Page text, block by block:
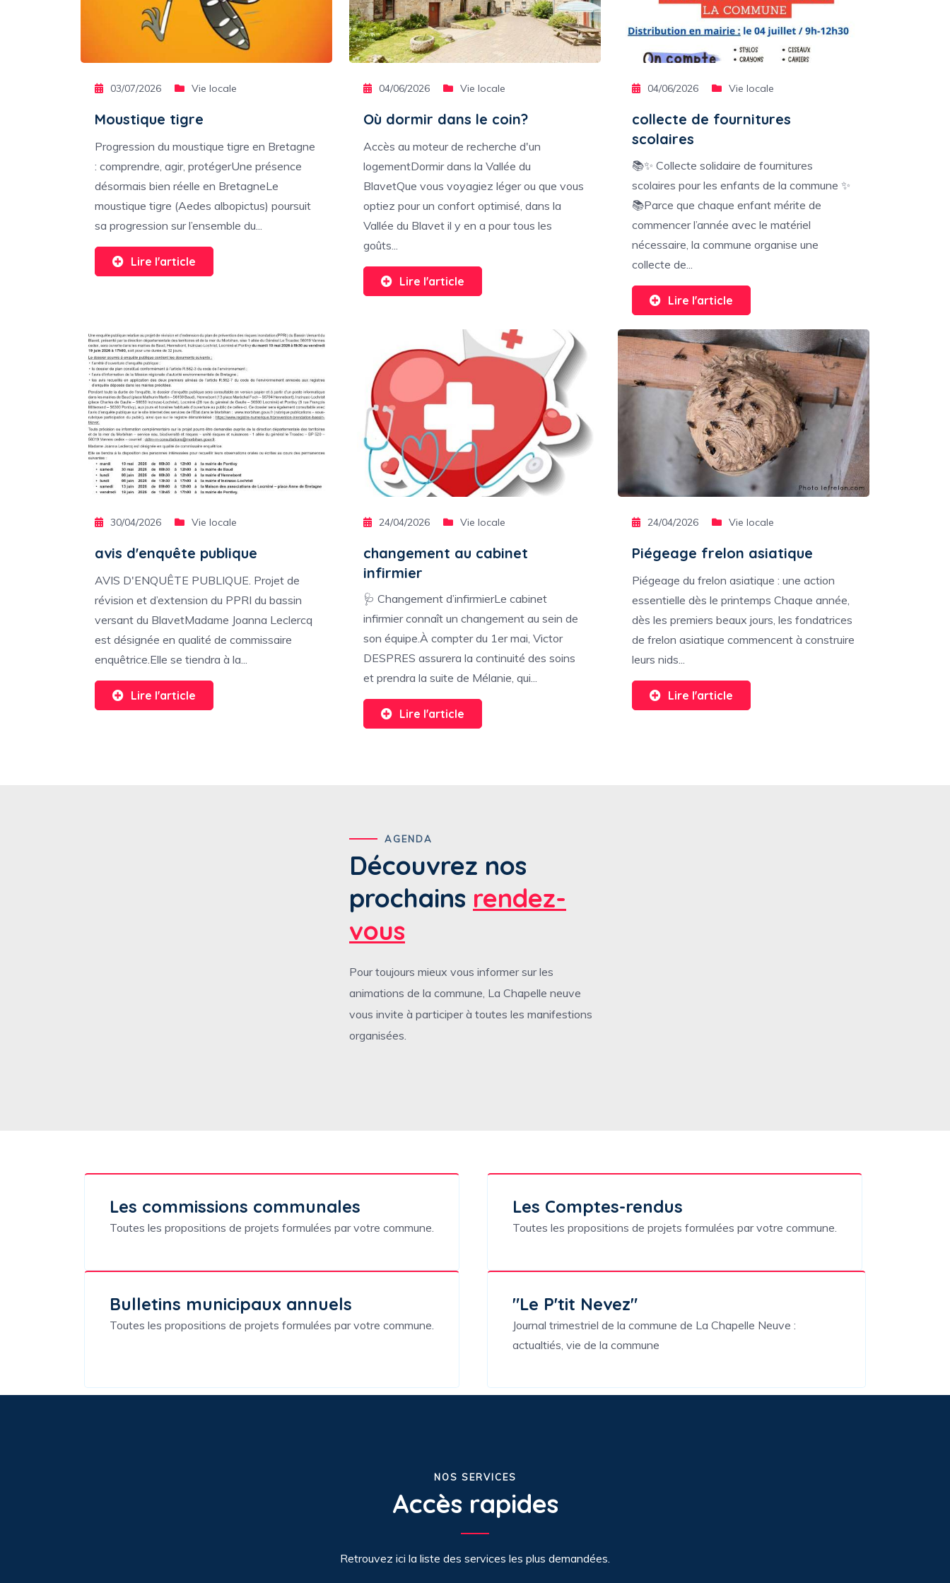
03/07/2026 Vie locale
Moustique tigre
Progression du moustique tigre en Bretagne
: comprendre, agir, protégerUne présence
désormais bien réelle en BretagneLe
moustique tigre (Aedes albopictus) poursuit
sa progression sur l’ensemble du...
Lire l'article
04/06/2026 Vie locale
Où dormir dans le coin?
Accès au moteur de recherche d'un
logementDormir dans la Vallée du
BlavetQue vous voyagiez léger ou que vous
optiez pour un confort optimisé, dans la
Vallée du Blavet il y en a pour tous les
goûts...
Lire l'article
04/06/2026 Vie locale
collecte de fournitures
scolaires
📚✨ Collecte solidaire de fournitures
scolaires pour les enfants de la commune ✨
📚Parce que chaque enfant mérite de
commencer l’année avec le matériel
nécessaire, la commune organise une
collecte de...
Lire l'article
30/04/2026 Vie locale
avis d'enquête publique
AVIS D'ENQUÊTE PUBLIQUE. Projet de
révision et d’extension du PPRI du bassin
versant du BlavetMadame Joanna Leclercq
est désignée en qualité de commissaire
enquêtrice.Elle se tiendra à la...
Lire l'article
24/04/2026 Vie locale
changement au cabinet
infirmier
🩺 Changement d’infirmierLe cabinet
infirmier connaît un changement au sein de
son équipe.À compter du 1er mai, Victor
DESPRES assurera la continuité des soins
et prendra la suite de Mélanie, qui...
Lire l'article
24/04/2026 Vie locale
Piégeage frelon asiatique
Piégeage du frelon asiatique : une action
essentielle dès le printemps Chaque année,
dès les premiers beaux jours, les fondatrices
de frelon asiatique commencent à construire
leurs nids...
Lire l'article
AGENDA
Découvrez nos
prochains rendez-
vous
Pour toujours mieux vous informer sur les
animations de la commune, La Chapelle neuve
vous invite à participer à toutes les manifestions
organisées.
Les commissions communales
Toutes les propositions de projets formulées par votre commune.
Les Comptes-rendus
Toutes les propositions de projets formulées par votre commune.
Bulletins municipaux annuels
Toutes les propositions de projets formulées par votre commune.
"Le P'tit Nevez"
Journal trimestriel de la commune de La Chapelle Neuve :
actualtiés, vie de la commune
NOS SERVICES
Accès rapides
Retrouvez ici la liste des services les plus demandées.